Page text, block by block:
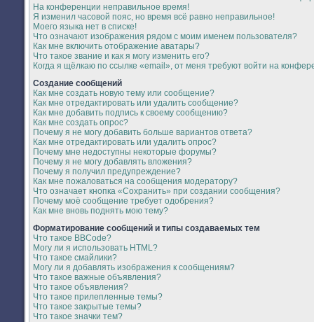
На конференции неправильное время!
Я изменил часовой пояс, но время всё равно неправильное!
Моего языка нет в списке!
Что означают изображения рядом с моим именем пользователя?
Как мне включить отображение аватары?
Что такое звание и как я могу изменить его?
Когда я щёлкаю по ссылке «email», от меня требуют войти на
Создание сообщений
Как мне создать новую тему или сообщение?
Как мне отредактировать или удалить сообщение?
Как мне добавить подпись к своему сообщению?
Как мне создать опрос?
Почему я не могу добавить больше вариантов ответа?
Как мне отредактировать или удалить опрос?
Почему мне недоступны некоторые форумы?
Почему я не могу добавлять вложения?
Почему я получил предупреждение?
Как мне пожаловаться на сообщения модератору?
Что означает кнопка «Сохранить» при создании сообщения?
Почему моё сообщение требует одобрения?
Как мне вновь поднять мою тему?
Форматирование сообщений и типы создаваемых тем
Что такое BBCode?
Могу ли я использовать HTML?
Что такое смайлики?
Могу ли я добавлять изображения к сообщениям?
Что такое важные объявления?
Что такое объявления?
Что такое прилепленные темы?
Что такое закрытые темы?
Что такое значки тем?